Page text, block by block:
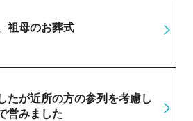
祖母のお葬式
たが近所の方の参列を考慮し
営みました